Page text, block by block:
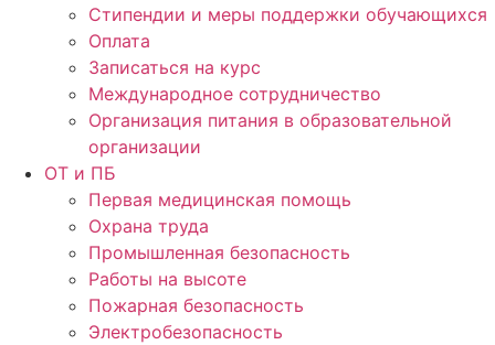
Стипендии и меры поддержки обучающихся
Оплата
Записаться на курс
Международное сотрудничество
Организация питания в образовательной
организации
ОТ и ПБ
Первая медицинская помощь
Охрана труда
Промышленная безопасность
Работы на высоте
Пожарная безопасность
Электробезопасность